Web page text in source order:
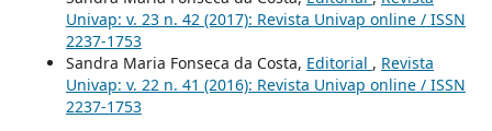
Univap: v. 23 n. 42 (2017): Revista Univap online / ISSN
2237-1753
Sandra Maria Fonseca da Costa, Editorial , Revista
Univap: v. 22 n. 41 (2016): Revista Univap online / ISSN
2237-1753